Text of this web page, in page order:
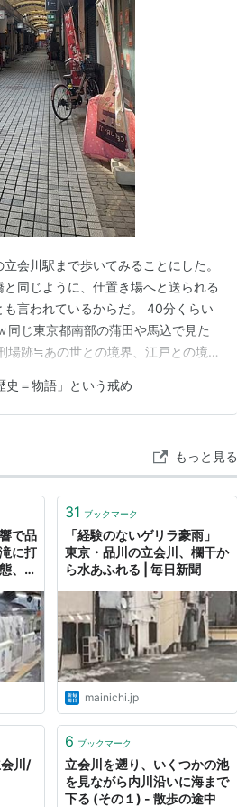
会川駅まで歩いてみることにした。
同じように、仕置き場へと送られる
言われているからだ。 40分くらい
じ東京都南部の蒲田や馬込で見た
場跡≒あの世との境界、江戸との境
かねえ。 ちなみにその近くの商店
る…
史＝物語」という戒め
もっと見る
で品
に打
、さ
31 ブックマーク
「経験のないゲリラ豪雨」
東京・品川の立会川、欄干か
ら水あふれる | 毎日新聞
mainichi.jp
川/
6 ブックマーク
立会川を遡り、いくつかの池
を見ながら内川沿いに海まで
下る (その１) - 散歩の途中